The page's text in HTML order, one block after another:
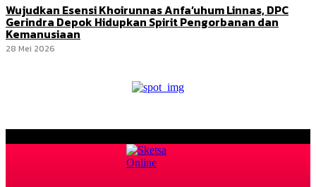
Wujudkan Esensi Khoirunnas Anfa’uhum Linnas, DPC
Gerindra Depok Hidupkan Spirit Pengorbanan dan
Kemanusiaan
28 Mei 2026